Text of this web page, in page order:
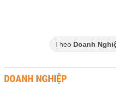
Theo Doanh
DOANH NGHIỆP